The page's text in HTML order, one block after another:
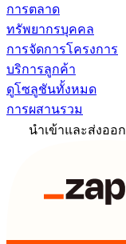
การตลาด
ทรัพยากรบุคคล
การจัดการโครงการ
บริการลูกค้า
ดูโซลูชันทั้งหมด
การผสานรวม
นำเข้าและส่งออก